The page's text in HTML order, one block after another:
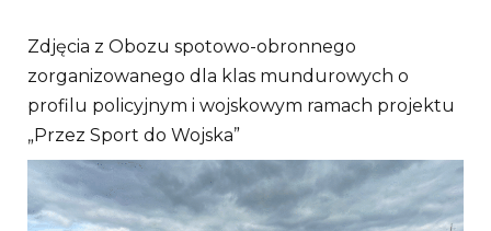
Zdjęcia z Obozu spotowo-obronnego
zorganizowanego dla klas mundurowych o
profilu policyjnym i wojskowym ramach projektu
„Przez Sport do Wojska”